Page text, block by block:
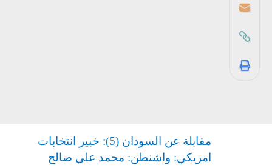
مقابلة عن السودان (5): خبير انتخابات
امريكي: واشنطن: محمد علي صالح